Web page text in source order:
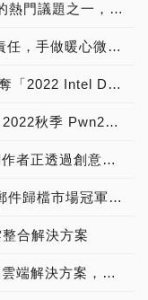
混合辦公（Hybrid Work）為當前IT的熱門議題之一，台灣二版獨家新代理【SupRemo遠端桌面控制軟體】為使用者及企業實現IT支援的數位轉型
Canon 持續關懷兒童 善盡企業社會責任，手做暖心微笑杯子蛋糕 陪伴育幼院童渡過聖誕佳節
友通助攻AI影像辨識軟體，參賽團隊奪「2022 Intel DevCup」季軍
趨勢科技 ZDI 揭露漏洞並緩解危機，2022秋季 Pwn2Own 駭客大賽突顯家用裝置推升企業資安風險的現況
Adobe 《創意未來》研究：近半數創作者正透過創意內容賺取營收
連續 14 年 MailBase 蟬聯日本國內郵件歸檔市場冠軍寶座
合解決方案
AWS助力商之器打造新世代醫療產業雲端解決方案，從AI助力打造心電圖AI模型，到Local Zone成就安全合規的醫療用戶體驗